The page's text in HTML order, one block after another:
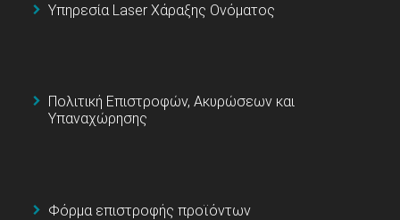
Υπηρεσία Laser Χάραξης Ονόματος
Πολιτική Επιστροφών, Ακυρώσεων και
Υπαναχώρησης
Φόρμα επιστροφής προϊόντων